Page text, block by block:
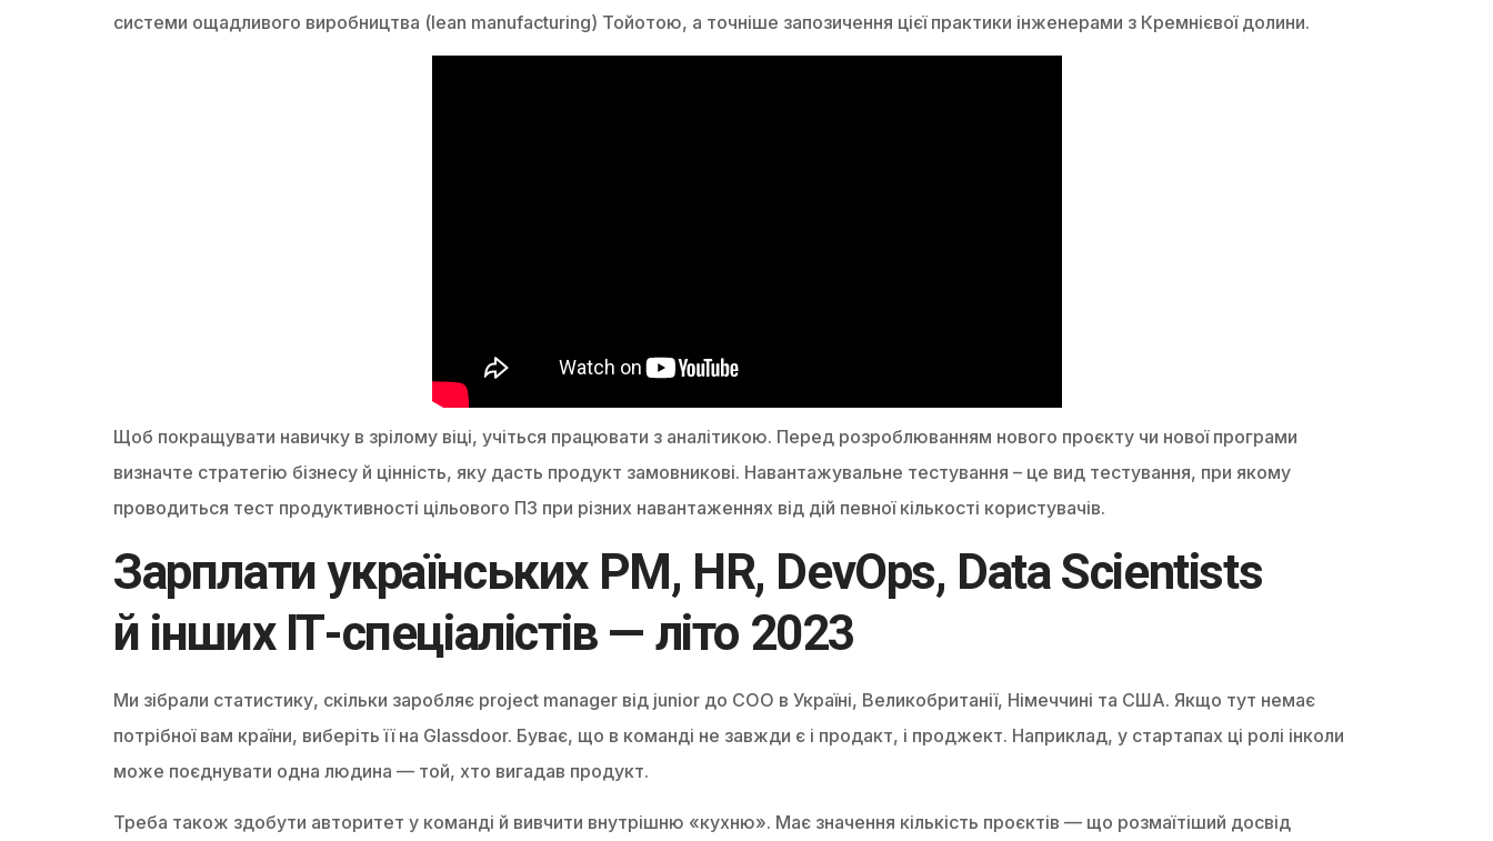
системи ощадливого виробництва (lean manufacturing) Тойотою, а точніше запозичення цієї практики інженерами з Кремнієвої долини.
Щоб покращувати навичку в зрілому віці, учіться працювати з аналітикою. Перед розроблюванням нового проєкту чи нової програми
визначте стратегію бізнесу й цінність, яку дасть продукт замовникові. Навантажувальне тестування – це вид тестування, при якому
проводиться тест продуктивності цільового ПЗ при різних навантаженнях від дій певної кількості користувачів.
Зарплати українських PM, HR, DevOps, Data Scientists
й інших ІТ-спеціалістів — літо 2023
Ми зібрали статистику, скільки заробляє project manager від junior до COO в Україні, Великобританії, Німеччині та США. Якщо тут немає
потрібної вам країни, виберіть її на Glassdoor. Буває, що в команді не завжди є і продакт, і проджект. Наприклад, у стартапах ці ролі інколи
може поєднувати одна людина — той, хто вигадав продукт.
Треба також здобути авторитет у команді й вивчити внутрішню «кухню». Має значення кількість проєктів — що розмаїтіший досвід